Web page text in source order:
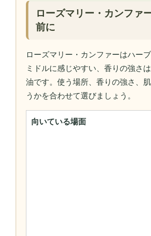
ローズマリー・カンファ
前に
ローズマリー・カンファーはハーブ
ミドルに感じやすい、香りの強さ
油です。使う場所、香りの強さ、
うかを合わせて選びましょう。
向いている場面